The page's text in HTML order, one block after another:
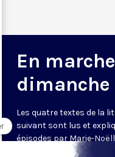
En
dimanche
Les quatre textes de la
suivant sont lus et
épisodes par Marie-
simples et lumineux